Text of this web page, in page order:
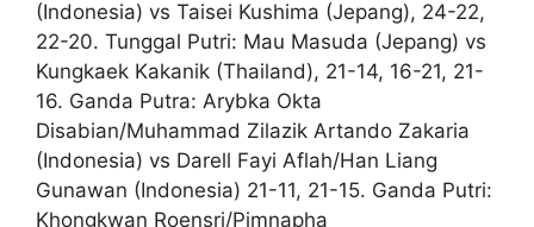
(Indonesia) vs Taisei Kushima (Jepang), 24-22,
22-20. Tunggal Putri: Mau Masuda (Jepang) vs
Kungkaek Kakanik (Thailand), 21-14, 16-21, 21-
16. Ganda Putra: Arybka Okta
Disabian/Muhammad Zilazik Artando Zakaria
(Indonesia) vs Darell Fayi Aflah/Han Liang
Gunawan (Indonesia) 21-11, 21-15. Ganda Putri:
Khongkwan Roensri/Pimnapha